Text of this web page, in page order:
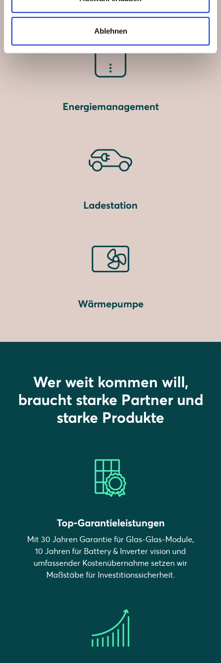
Ablehnen
Energiemanagement
Ladestation
Wärmepumpe
Wer weit kommen will,
braucht starke Partner und
starke Produkte
Top-Garantieleistungen
Mit 30 Jahren Garantie für Glas-Glas-Module,
10 Jahren für Battery & Inverter vision und
umfassender Kostenübernahme setzen wir
Maßstäbe für Investitionssicherheit.